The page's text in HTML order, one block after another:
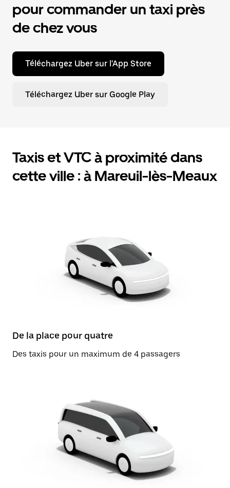
pour commander un taxi près
de chez vous
Téléchargez Uber sur l'App Store
Téléchargez Uber sur Google Play
Taxis et VTC à proximité dans
cette ville : à Mareuil-lès-Meaux
De la place pour quatre
Des taxis pour un maximum de 4 passagers